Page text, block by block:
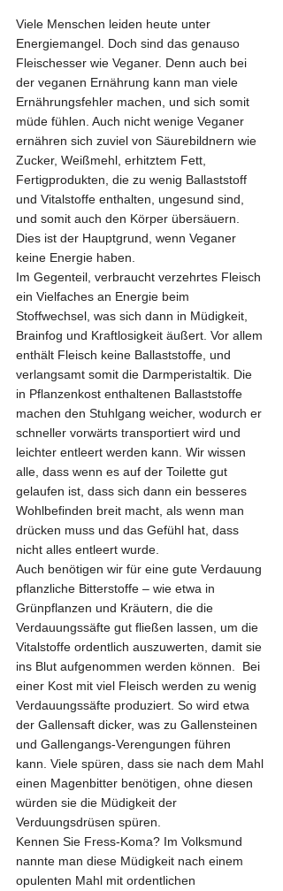
Viele Menschen leiden heute unter
Energiemangel. Doch sind das genauso
Fleischesser wie Veganer. Denn auch bei
der veganen Ernährung kann man viele
Ernährungsfehler machen, und sich somit
müde fühlen. Auch nicht wenige Veganer
ernähren sich zuviel von Säurebildnern wie
Zucker, Weißmehl, erhitztem Fett,
Fertigprodukten, die zu wenig Ballaststoff
und Vitalstoffe enthalten, ungesund sind,
und somit auch den Körper übersäuern.
Dies ist der Hauptgrund, wenn Veganer
keine Energie haben.
Im Gegenteil, verbraucht verzehrtes Fleisch
ein Vielfaches an Energie beim
Stoffwechsel, was sich dann in Müdigkeit,
Brainfog und Kraftlosigkeit äußert. Vor allem
enthält Fleisch keine Ballaststoffe, und
verlangsamt somit die Darmperistaltik. Die
in Pflanzenkost enthaltenen Ballaststoffe
machen den Stuhlgang weicher, wodurch er
schneller vorwärts transportiert wird und
leichter entleert werden kann. Wir wissen
alle, dass wenn es auf der Toilette gut
gelaufen ist, dass sich dann ein besseres
Wohlbefinden breit macht, als wenn man
drücken muss und das Gefühl hat, dass
nicht alles entleert wurde.
Auch benötigen wir für eine gute Verdauung
pflanzliche Bitterstoffe – wie etwa in
Grünpflanzen und Kräutern, die die
Verdauungssäfte gut fließen lassen, um die
Vitalstoffe ordentlich auszuwerten, damit sie
ins Blut aufgenommen werden können.  Bei
einer Kost mit viel Fleisch werden zu wenig
Verdauungssäfte produziert. So wird etwa
der Gallensaft dicker, was zu Gallensteinen
und Gallengangs-Verengungen führen
kann. Viele spüren, dass sie nach dem Mahl
einen Magenbitter benötigen, ohne diesen
würden sie die Müdigkeit der
Verduungsdrüsen spüren.
Kennen Sie Fress-Koma? Im Volksmund
nannte man diese Müdigkeit nach einem
opulenten Mahl mit ordentlichen